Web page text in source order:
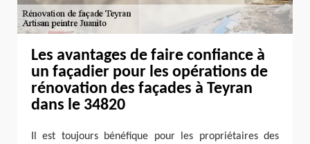
Les avantages de faire confiance à
un façadier pour les opérations de
rénovation des façades à Teyran
dans le 34820
Il est toujours bénéfique pour les propriétaires des